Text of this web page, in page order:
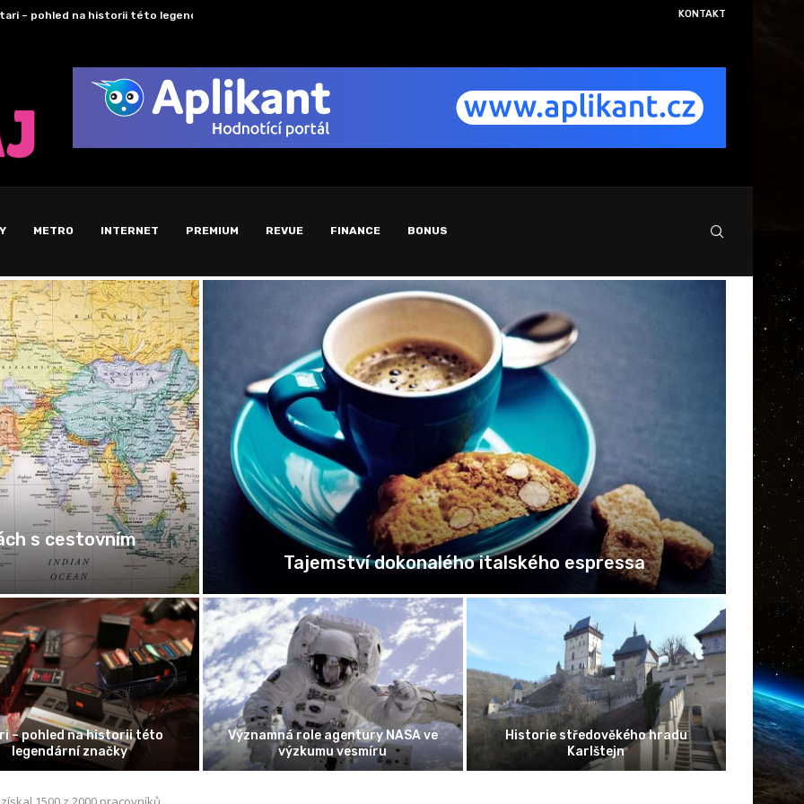
role agentury NASA ve výzkumu vesmíru KONTAKT
METRO INTERNET PREMIUM REVUE FINANCE BONUS
Pentium ve světě IT
Starověké posvátné zvíře se proměnilo v nablýskaného
mazlíčka
Klíčový hráč ve vyšetřování trestné
činnosti v USA
Publikace vlastního obsahu je
nejlepší SEO pro váš projekt, říká
Seoinfluencer.cz
Najděte v sobě energii na vyšší
pracovní výkon